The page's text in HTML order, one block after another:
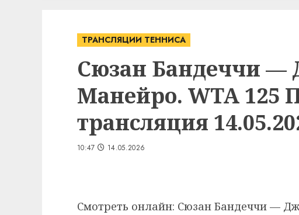
ТРАНСЛЯЦИИ ТЕННИСА
Сюзан Бандеччи —
Манейро. WTA 125
трансляция
10:47 14.05.2026
Смотреть онлайн: Сюзан Бандеччи —